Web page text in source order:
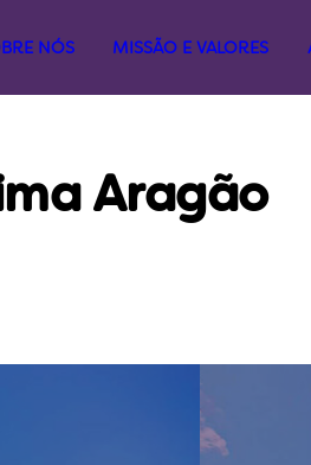
NÓS MISSÃO E VALORES
Aragão